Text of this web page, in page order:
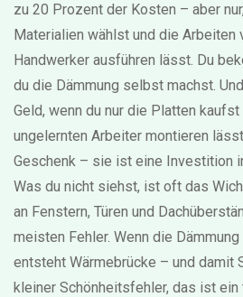
zu 20 Prozent der Kosten – aber
Materialien wählst und die
Handwerker ausführen lässt. Du
du die Dämmung selbst machst.
Geld, wenn du nur die Platten
ungelernten Arbeiter montieren
Geschenk – sie ist eine Investition
Was du nicht siehst, ist oft das
an Fenstern, Türen und
meisten Fehler. Wenn die
entsteht Wärmebrücke – und damit
kleiner Schönheitsfehler, das ist ein